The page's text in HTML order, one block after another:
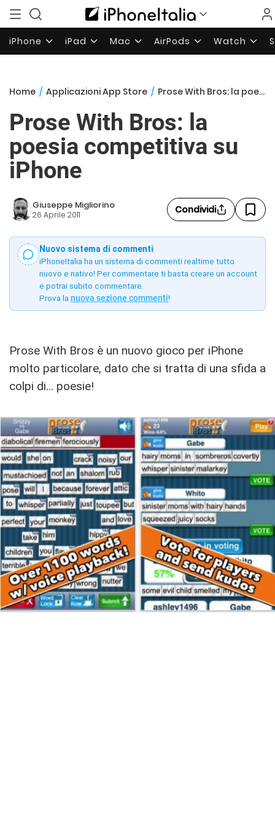
iPhone iPad Mac AirPods Watch
Home / Applicazioni App Store / Prose With Bros: la poesia competitiva su iPhone
Prose With Bros: la
poesia competitiva su
iPhone
Giuseppe Migliorino
26 Aprile 2011 Condividi
Nuovo sistema di commenti
iPhoneItalia ha un sistema di commenti realtime tutto
nuovo e nativo! Per commentare ti basta creare un account
e potrai subito commentare.
Prova la nuova sezione commenti!
Prose With Bros è un nuovo gioco per iPhone
molto particolare, dato che si tratta di una sfida a
colpi di… poesie!